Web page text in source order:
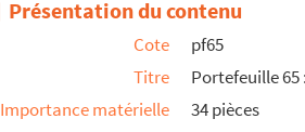
Présentation du contenu
Cote
pf65
Titre
Portefeuille 65
Importance matérielle
34 pièces